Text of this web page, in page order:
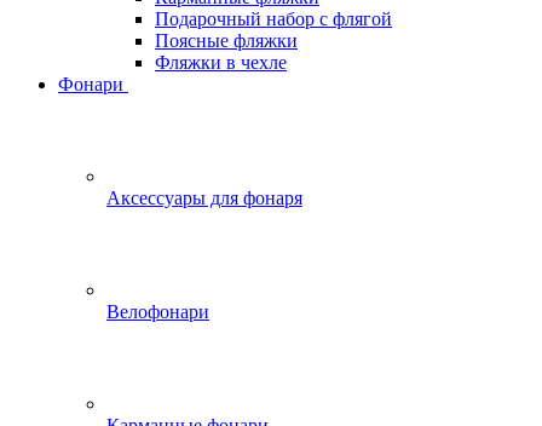
Подарочный набор с флягой
Поясные фляжки
Фляжки в чехле
Фонари
Аксессуары для фонаря
Велофонари